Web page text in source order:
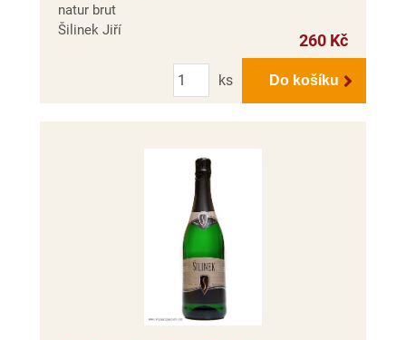
natur brut
Šilinek Jiří
260 Kč
Počet
ks
Do košíku